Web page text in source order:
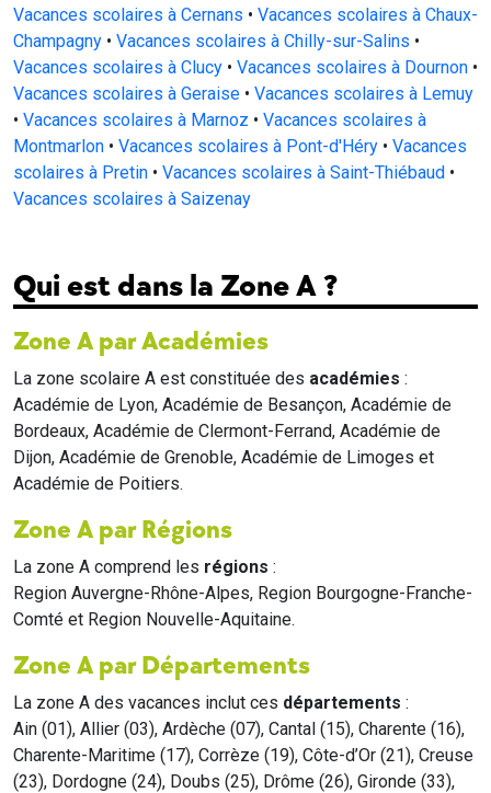
Vacances scolaires à Cernans • Vacances scolaires à Chaux-
Champagny • Vacances scolaires à Chilly-sur-Salins •
Vacances scolaires à Clucy • Vacances scolaires à Dournon •
Vacances scolaires à Geraise • Vacances scolaires à Lemuy
• Vacances scolaires à Marnoz • Vacances scolaires à
Montmarlon • Vacances scolaires à Pont-d'Héry • Vacances
scolaires à Pretin • Vacances scolaires à Saint-Thiébaud •
Vacances scolaires à Saizenay
Qui est dans la Zone A ?
Zone A par Académies
La zone scolaire A est constituée des académies :
Académie de Lyon, Académie de Besançon, Académie de
Bordeaux, Académie de Clermont-Ferrand, Académie de
Dijon, Académie de Grenoble, Académie de Limoges et
Académie de Poitiers.
Zone A par Régions
La zone A comprend les régions :
Region Auvergne-Rhône-Alpes, Region Bourgogne-Franche-
Comté et Region Nouvelle-Aquitaine.
Zone A par Départements
La zone A des vacances inclut ces départements :
Ain (01), Allier (03), Ardèche (07), Cantal (15), Charente (16),
Charente-Maritime (17), Corrèze (19), Côte-d’Or (21), Creuse
(23), Dordogne (24), Doubs (25), Drôme (26), Gironde (33),